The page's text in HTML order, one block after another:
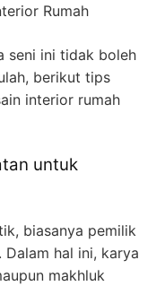
Rumah
seni ini tidak boleh
berikut tips
interior rumah
untuk
biasanya pemilik
Dalam hal ini, karya
makhluk